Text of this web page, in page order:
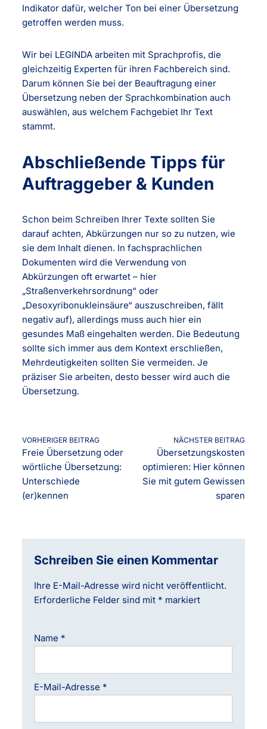
Indikator dafür, welcher Ton bei einer Übersetzung
getroffen werden muss.
Wir bei LEGINDA arbeiten mit Sprachprofis, die
gleichzeitig Experten für ihren Fachbereich sind.
Darum können Sie bei der Beauftragung einer
Übersetzung neben der Sprachkombination auch
auswählen, aus welchem Fachgebiet Ihr Text
stammt.
Abschließende Tipps für
Auftraggeber & Kunden
Schon beim Schreiben Ihrer Texte sollten Sie
darauf achten, Abkürzungen nur so zu nutzen, wie
sie dem Inhalt dienen. In fachsprachlichen
Dokumenten wird die Verwendung von
Abkürzungen oft erwartet – hier
„Straßenverkehrsordnung“ oder
„Desoxyribonukleinsäure“ auszuschreiben, fällt
negativ auf), allerdings muss auch hier ein
gesundes Maß eingehalten werden. Die Bedeutung
sollte sich immer aus dem Kontext erschließen,
Mehrdeutigkeiten sollten Sie vermeiden. Je
präziser Sie arbeiten, desto besser wird auch die
Übersetzung.
VORHERIGER BEITRAG
Freie Übersetzung oder
wörtliche Übersetzung:
Unterschiede
(er)kennen
NÄCHSTER BEITRAG
Übersetzungskosten
optimieren: Hier können
Sie mit gutem Gewissen
sparen
Schreiben Sie einen Kommentar
Ihre E-Mail-Adresse wird nicht veröffentlicht.
Erforderliche Felder sind mit * markiert
Name *
E-Mail-Adresse *